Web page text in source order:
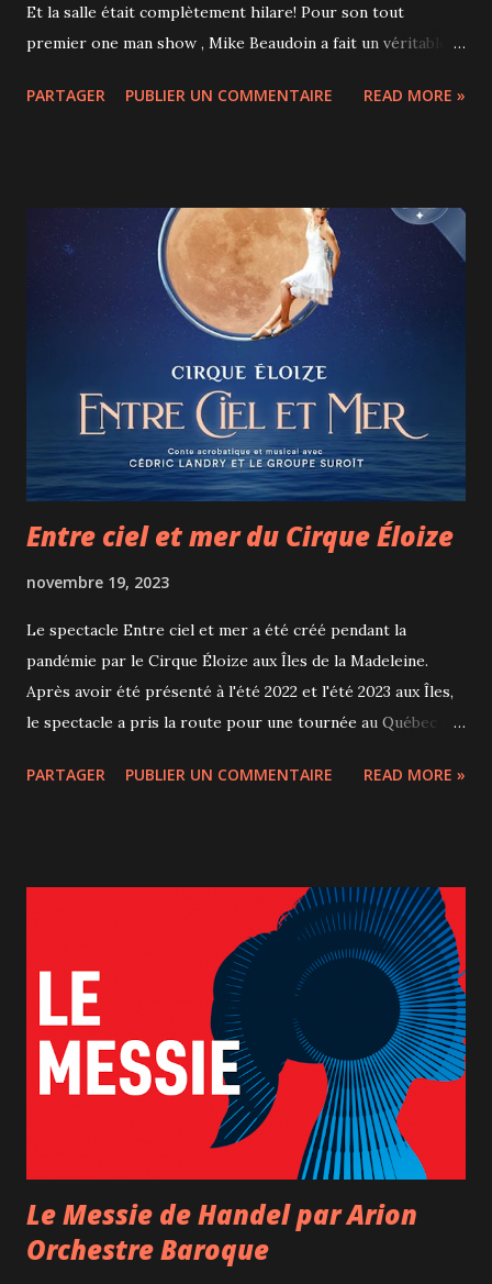
Et la salle était complètement hilare! Pour son tout
premier one man show , Mike Beaudoin a fait un véritable
de sa vie. Que ces moments soient cocasses ou tristes,
du rythme et une grande dose d'authenticité. Sa répartie
est également excellente, notamment lorsqu'il interpelle
quelques personnes du public. Son parcours semé
d'embûches pour arriver à son premier one man show est
je retiens, c'est son immense volonté de devenir humoriste
professionnel pour pouvoir divertir le public. Et c'est une
mission qu'il a remplie à merveille au Club Soda! VRAI de
Mike Beau...
PARTAGER PUBLIER UN COMMENTAIRE READ MORE »
Entre ciel et mer du Cirque Éloize
novembre 19, 2023
Le spectacle Entre ciel et mer a été créé pendant la
pandémie par le Cirque Éloize aux Îles de la Madeleine.
Après avoir été présenté à l'été 2022 et l'été 2023 aux Îles,
le spectacle a pris la route pour une tournée au Québec cet
invités à voir hier soir le spectacle qui était de passage du
contes, avec "seulement" 10 artistes : 6 artistes de cirque, 3
musiciens et 1 conteur. Aux Îles-de-la-Madeleine où la
ligne d'horizon est le point de rencontre du ciel et de la
mer, les personnages sont colorés et attachants. Le
conteur madelinot Cédric Landry nous transmet avec
beaucoup de tendresse la saveur particulière des Îles de la
Madeleine. Nous y sommes allés en vacances il y a quelques
années et ce qui est sûr c'est que ce ne sera ...
PARTAGER PUBLIER UN COMMENTAIRE READ MORE »
Le Messie de Handel par Arion
Orchestre Baroque